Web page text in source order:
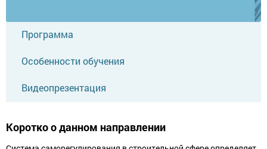
Программа
Особенности обучения
Видеопрезентация
Коротко о данном направлении